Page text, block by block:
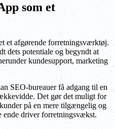
som et
et afgørende forretningsværktøj.
dets potentiale og begyndt at
kundesupport, marketing
SEO-bureauer få adgang til en
Det gør det muligt for
på en mere tilgængelig og
ende driver forretningsvækst.